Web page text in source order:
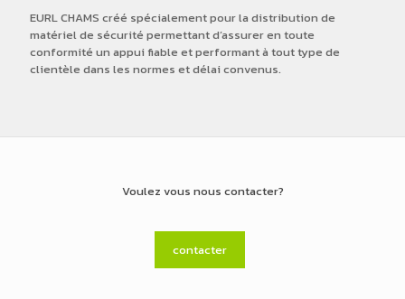
EURL CHAMS créé spécialement pour la distribution de
matériel de sécurité permettant d’assurer en toute
conformité un appui fiable et performant à tout type de
clientèle dans les normes et délai convenus.
Voulez vous nous contacter?
contacter